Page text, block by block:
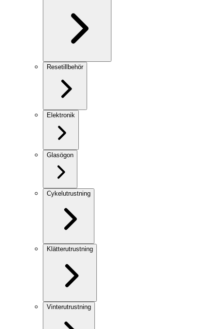
Resetillbehör
Elektronik
Glasögon
Cykelutrustning
Klätterutrustning
Vinterutrustning